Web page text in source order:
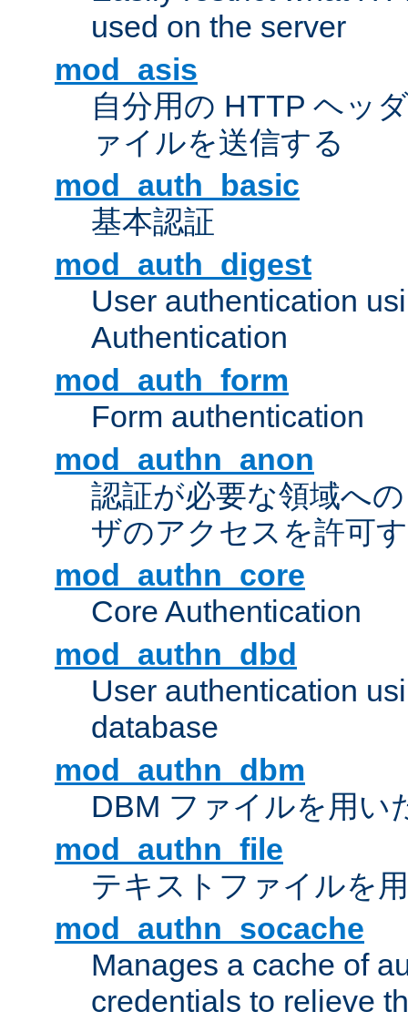
used on the server
mod_asis
自分用の HTTP ヘッ
ァイルを送信する
mod_auth_basic
基本認証
mod_auth_digest
User authentication
Authentication
mod_auth_form
Form authentication
mod_authn_anon
認証が必要な領域へ
ザのアクセスを許可
mod_authn_core
Core Authentication
mod_authn_dbd
User authentication
database
mod_authn_dbm
DBM ファイルを用い
mod_authn_file
テキストファイルを
mod_authn_socache
Manages a cache of
credentials to relieve